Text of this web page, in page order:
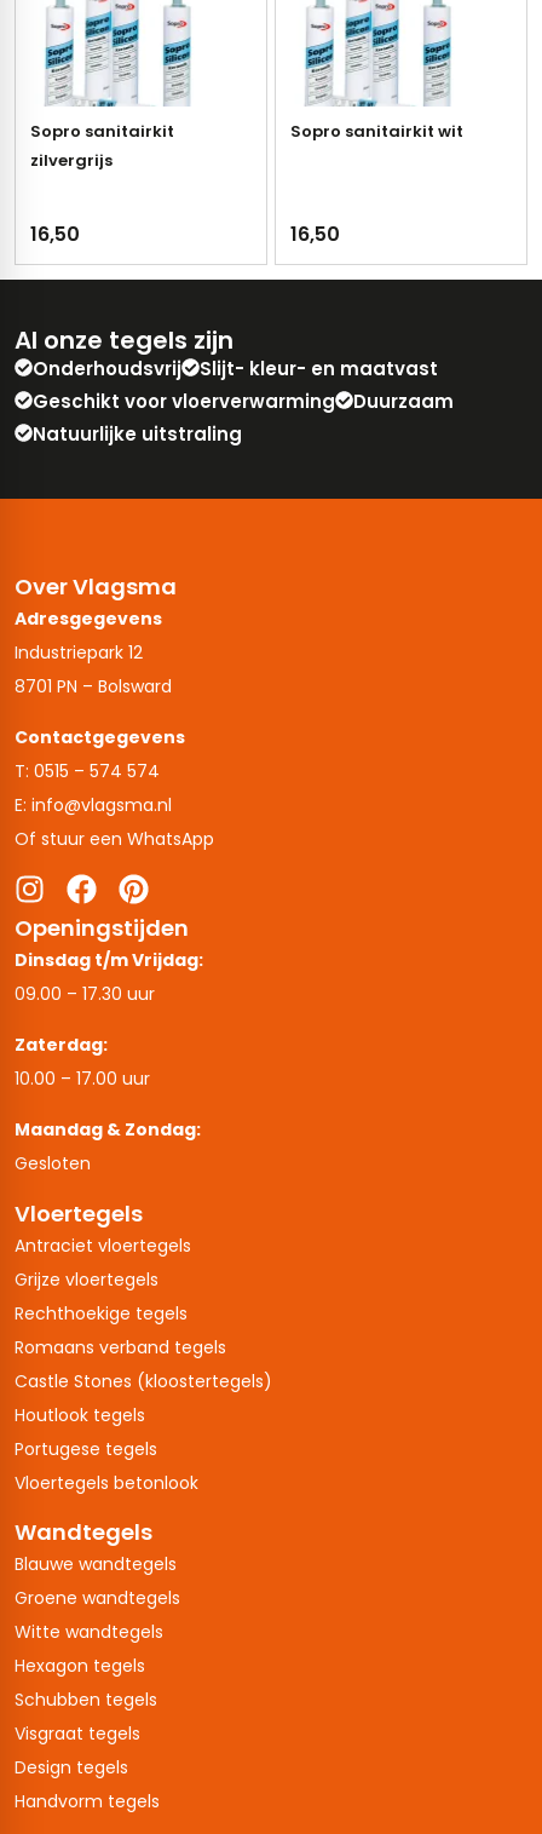
Sopro sanitairkit
zilvergrijs
16,50
Sopro sanitairkit wit
16,50
Al onze tegels zijn
Onderhoudsvrij
Slijt- kleur- en maatvast
Geschikt voor vloerverwarming
Duurzaam
Natuurlijke uitstraling
Over Vlagsma
Adresgegevens
Industriepark 12
8701 PN – Bolsward
Contactgegevens
T: 0515 – 574 574
E: info@vlagsma.nl
Of stuur een WhatsApp
Openingstijden
Dinsdag t/m Vrijdag:
09.00 – 17.30 uur
Zaterdag:
10.00 – 17.00 uur
Maandag & Zondag:
Gesloten
Vloertegels
Antraciet vloertegels
Grijze vloertegels
Rechthoekige tegels
Romaans verband tegels
Castle Stones (kloostertegels)
Houtlook tegels
Portugese tegels
Vloertegels betonlook
Wandtegels
Blauwe wandtegels
Groene wandtegels
Witte wandtegels
Hexagon tegels
Schubben tegels
Visgraat tegels
Design tegels
Handvorm tegels